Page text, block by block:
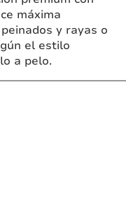
máxima
y rayas o
el estilo
a pelo.